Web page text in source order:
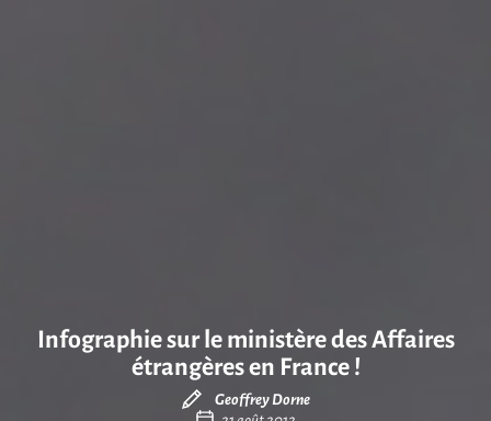
Infographie sur le ministère des Affaires
étrangères en France !
Geoffrey Dorne